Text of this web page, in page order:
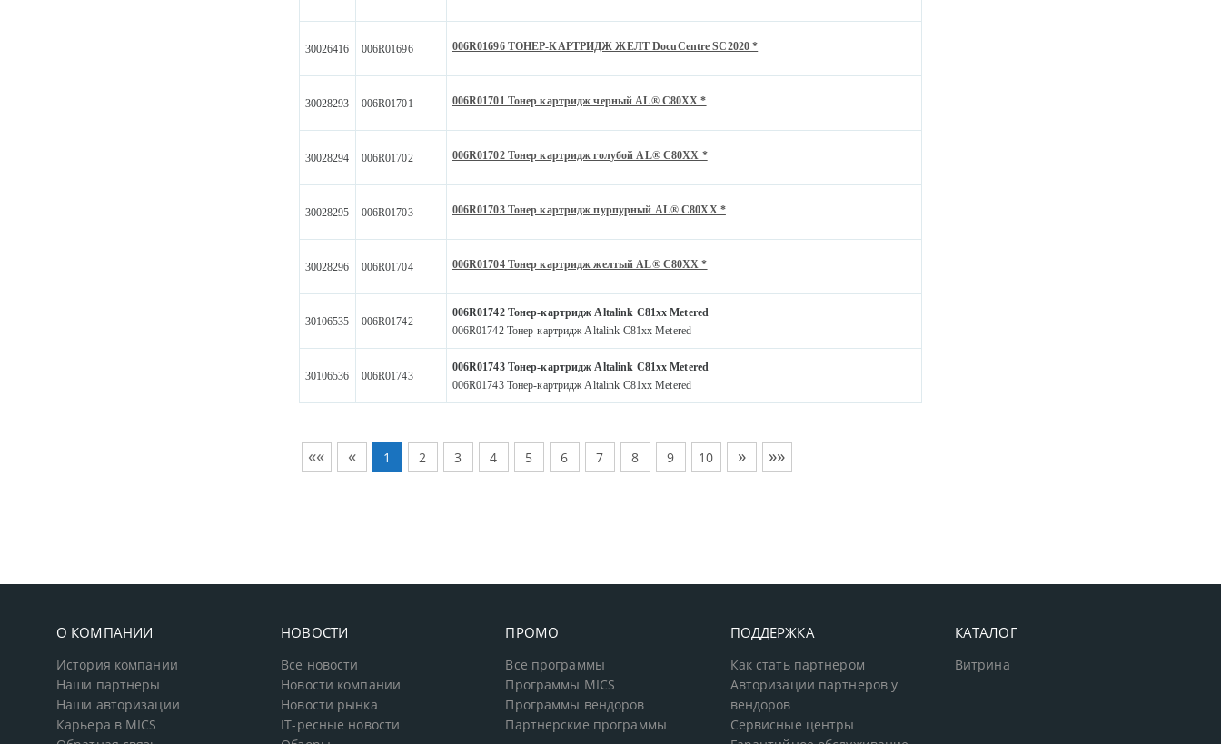
30026416 006R01696 006R01696 ТОНЕР-КАРТРИДЖ ЖЕЛТ DocuCentre SC2020 *
30028293 006R01701 006R01701 Тонер картридж черный AL® С80XX *
30028294 006R01702 006R01702 Тонер картридж голубой AL® С80XX *
30028295 006R01703 006R01703 Тонер картридж пурпурный AL® С80XX *
30028296 006R01704 006R01704 Тонер картридж желтый AL® С80XX *
30106535 006R01742
006R01742 Тонер-картридж Altalink C81xx Metered
006R01742 Тонер-картридж Altalink C81xx Metered
30106536 006R01743
006R01743 Тонер-картридж Altalink C81xx Metered
006R01743 Тонер-картридж Altalink C81xx Metered
«« « 1 2 3 4 5 6 7 8 9 10 » »»
О КОМПАНИИ
История компании
Наши партнеры
Наши авторизации
Карьера в MICS
НОВОСТИ
Все новости
Новости компании
Новости рынка
IT-ресные новости
ПРОМО
Все программы
Программы MICS
Программы вендоров
Партнерские программы
ПОДДЕРЖКА
Как стать партнером
Авторизации партнеров у
вендоров
Сервисные центры
КАТАЛОГ
Витрина